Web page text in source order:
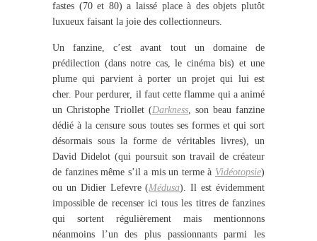
fastes (70 et 80) a laissé place à des objets plutôt
luxueux faisant la joie des collectionneurs.
Un fanzine, c’est avant tout un domaine de
prédilection (dans notre cas, le cinéma bis) et une
plume qui parvient à porter un projet qui lui est
cher. Pour perdurer, il faut cette flamme qui a animé
un Christophe Triollet (Darkness, son beau fanzine
dédié à la censure sous toutes ses formes et qui sort
désormais sous la forme de véritables livres), un
David Didelot (qui poursuit son travail de créateur
de fanzines même s’il a mis un terme à Vidéotopsie)
ou un Didier Lefevre (Médusa). Il est évidemment
impossible de recenser ici tous les titres de fanzines
qui sortent régulièrement mais mentionnons
néanmoins l’un des plus passionnants parmi les